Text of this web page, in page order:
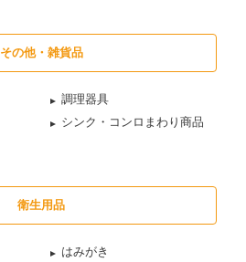
その他・雑貨品
調理器具
シンク・コンロまわり商品
衛生用品
はみがき